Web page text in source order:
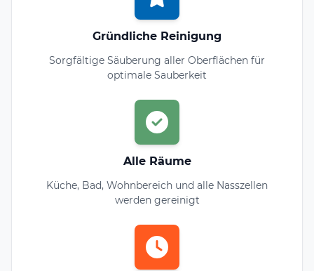
Gründliche Reinigung
Sorgfältige Säuberung aller Oberflächen für
optimale Sauberkeit
Alle Räume
Küche, Bad, Wohnbereich und alle Nasszellen
werden gereinigt